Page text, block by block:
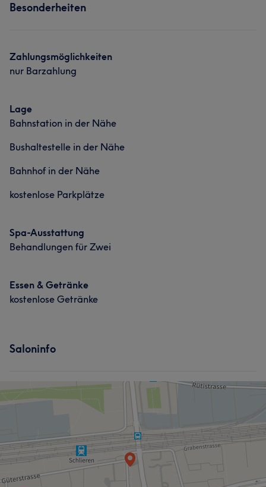
Was unsere Kunden über Termin sagen
Besonderheiten
Zahlungsmöglichkeiten
nur Barzahlung
Lage
Bahnstation in der Nähe
Bushaltestelle in der Nähe
Bahnhof in der Nähe
kostenlose Parkplätze
Spa-Ausstattung
Behandlungen für Zwei
Essen & Getränke
kostenlose Getränke
Saloninfo